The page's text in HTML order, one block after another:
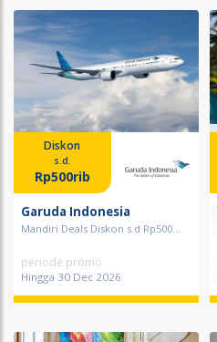
Diskon
s.d.
Rp500rib
Garuda Indonesia
Mandiri Deals Diskon s.d Rp500...
periode promo
Hingga 30 Dec 2026